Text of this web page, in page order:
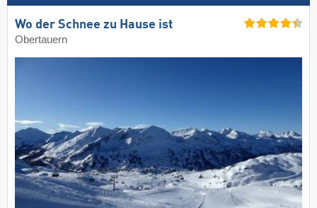
Wo der Schnee zu Hause ist
Obertauern